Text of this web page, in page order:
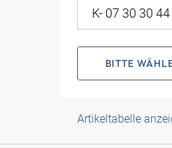
BITTE
Artikeltabelle